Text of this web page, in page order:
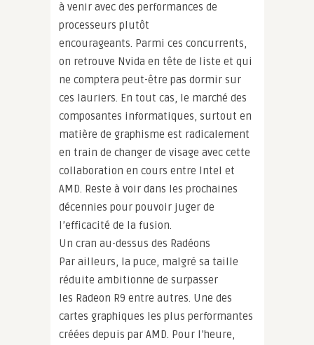
à venir avec des performances de
processeurs plutôt
encourageants. Parmi ces concurrents,
on retrouve Nvida en tête de liste et qui
ne comptera peut-être pas dormir sur
ces lauriers. En tout cas, le marché des
composantes informatiques, surtout en
matière de graphisme est radicalement
en train de changer de visage avec cette
collaboration en cours entre Intel et
AMD. Reste à voir dans les prochaines
décennies pour pouvoir juger de
l’efficacité de la fusion.
Un cran au-dessus des Radéons
Par ailleurs, la puce, malgré sa taille
réduite ambitionne de surpasser
les Radeon R9 entre autres. Une des
cartes graphiques les plus performantes
créées depuis par AMD. Pour l’heure,